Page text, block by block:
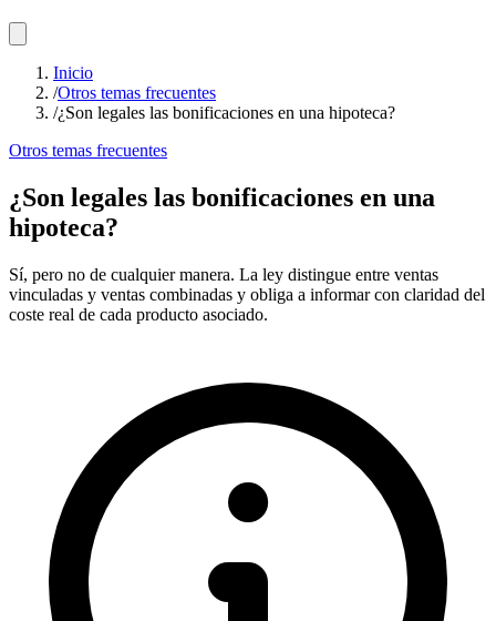
Inicio
/Otros temas frecuentes
/¿Son legales las bonificaciones en una hipoteca?
Otros temas frecuentes
¿Son legales las bonificaciones en una
hipoteca?
Sí, pero no de cualquier manera. La ley distingue entre ventas
vinculadas y ventas combinadas y obliga a informar con claridad del
coste real de cada producto asociado.